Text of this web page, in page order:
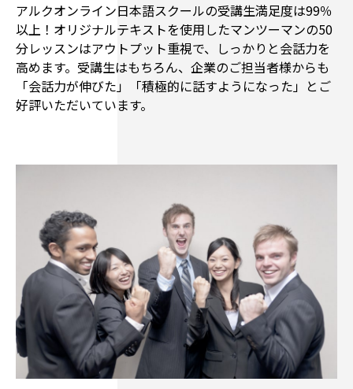
アルクオンライン日本語スクールの受講生満足度は99％
以上！オリジナルテキストを使用したマンツーマンの50
分レッスンはアウトプット重視で、しっかりと会話力を
高めます。受講生はもちろん、企業のご担当者様からも
「会話力が伸びた」「積極的に話すようになった」とご
好評いただいています。